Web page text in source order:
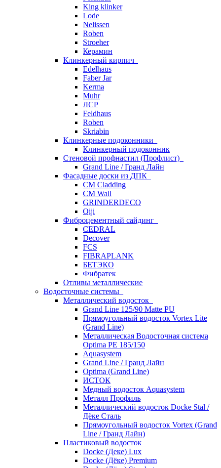
King klinker
Lode
Nelissen
Roben
Stroeher
Керамин
Клинкерный кирпич
Edelhaus
Faber Jar
Kerma
Muhr
ЛСР
Feldhaus
Roben
Skriabin
Клинкерные подоконники
Клинкерный подоконник
Стеновой профнастил (Профлист)
Grand Line / Гранд Лайн
Фасадные доски из ДПК
CM Cladding
CM Wall
GRINDERDECO
Qiji
Фиброцементный сайдинг
CEDRAL
Decover
FCS
FIBRAPLANK
БЕТЭКО
Фибратек
Отливы металлические
Водосточные системы
Металлический водосток
Grand Line 125/90 Matte PU
Прямоугольный водосток Vortex Lite
(Grand Line)
Металлическая Водосточная система
Optima PE 185/150
Aquasystem
Grand Line / Гранд Лайн
Optima (Grand Line)
ИСТОК
Медный водосток Aquasystem
Металл Профиль
Металлический водосток Docke Stal /
Дёке Сталь
Прямоугольный водосток Vortex (Grand
Line / Гранд Лайн)
Пластиковый водосток
Docke (Деке) Lux
Docke (Дёке) Premium